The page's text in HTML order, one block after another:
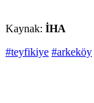
Kaynak: İHA
#teyfikiye #arkeköy